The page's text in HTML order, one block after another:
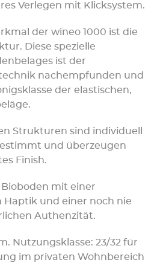
Verlegen mit Klicksystem.
der wineo 1000 ist die
Diese spezielle
ist der
nachempfunden und
der elastischen,
Strukturen sind individuell
und überzeugen
Finish.
Bioboden mit einer
und einer noch nie
Authenzität.
Nutzungsklasse: 23/32 für
im privaten Wohnbereich